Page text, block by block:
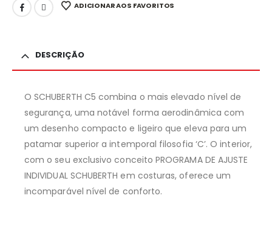
ADICIONAR AOS FAVORITOS
DESCRIÇÃO
O SCHUBERTH C5 combina o mais elevado nível de
segurança, uma notável forma aerodinâmica com
um desenho compacto e ligeiro que eleva para um
patamar superior a intemporal filosofia ‘C’. O interior,
com o seu exclusivo conceito PROGRAMA DE AJUSTE
INDIVIDUAL SCHUBERTH em costuras, oferece um
incomparável nível de conforto.